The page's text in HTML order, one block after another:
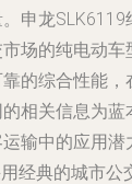
申龙SLK6119
场的纯电动
的综合性能
相关信息为
输中的应用
经典的城市公